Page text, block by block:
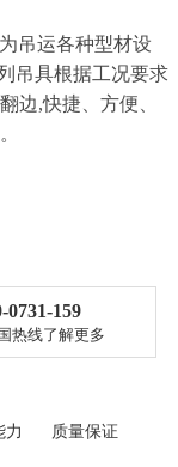
吊运各种型材设
吊具根据工况要求
边,快捷、方便、
0731-159
热线了解更多
力 质量保证